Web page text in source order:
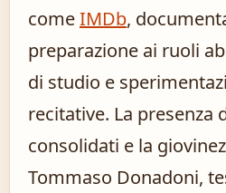
comeIMDb,
preparazione ai ruoli
di studio e
recitative. La presenza
consolidati e la
Tommaso Donadoni,